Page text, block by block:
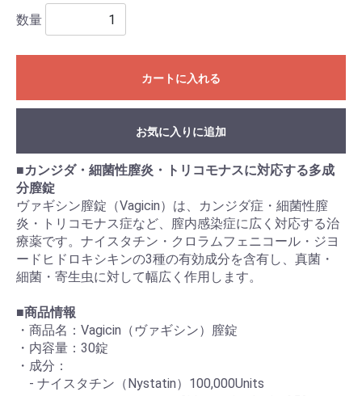
数量
カートに入れる
お気に入りに追加
■カンジダ・細菌性膣炎・トリコモナスに対応する多成
分膣錠
ヴァギシン膣錠（Vagicin）は、カンジダ症・細菌性膣
炎・トリコモナス症など、膣内感染症に広く対応する治
療薬です。ナイスタチン・クロラムフェニコール・ジヨ
ードヒドロキシキンの3種の有効成分を含有し、真菌・
細菌・寄生虫に対して幅広く作用します。
■商品情報
・商品名：Vagicin（ヴァギシン）膣錠
・内容量：30錠
・成分：
- ナイスタチン（Nystatin）100,000Units